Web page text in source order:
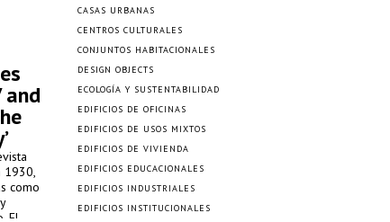
and
1930,
como
El
CASAS URBANAS
CENTROS CULTURALES
CONJUNTOS HABITACIONALES
DESIGN OBJECTS
ECOLOGÍA Y SUSTENTABILIDAD
EDIFICIOS DE OFICINAS
EDIFICIOS DE USOS MIXTOS
EDIFICIOS DE VIVIENDA
EDIFICIOS EDUCACIONALES
EDIFICIOS INDUSTRIALES
EDIFICIOS INSTITUCIONALES